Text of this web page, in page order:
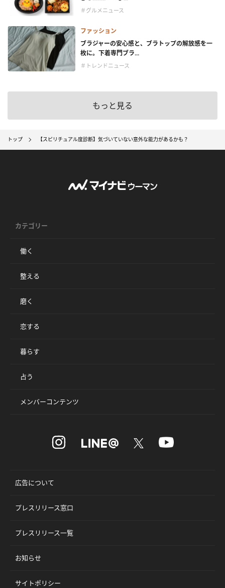
＃グルメニュース
ファッション
ブラジャーの安心感と、ブラトップの解放感を一
枚に。下着専門ブラ...
＃トレンドニュース
もっと見る
トップ 【スピリチュアル度診断】気づいていない意外な能力があるかも？
カテゴリー
働く
整える
磨く
恋する
暮らす
占う
メンバーコンテンツ
広告について
プレスリリース窓口
プレスリリース一覧
お知らせ
サイトポリシー